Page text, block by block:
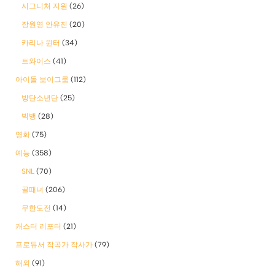
시그니처 지원 (26)
장원영 안유진 (20)
카리나 윈터 (34)
트와이스 (41)
아이돌 보이그룹 (112)
방탄소년단 (25)
빅뱅 (28)
영화 (75)
예능 (358)
SNL (70)
골때녀 (206)
무한도전 (14)
캐스터 리포터 (21)
프로듀서 작곡가 작사가 (79)
해외 (91)